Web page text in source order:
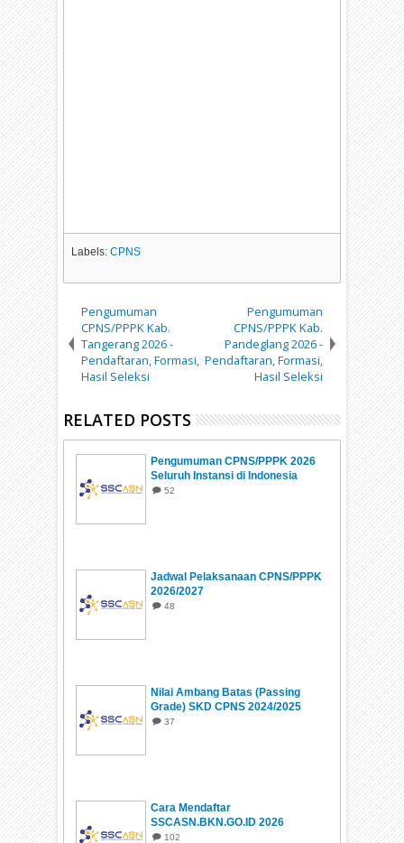
Labels:CPNS
Pengumuman
CPNS/PPPK Kab.
Tangerang 2026 -
Pendaftaran, Formasi,
Hasil Seleksi
Pengumuman
CPNS/PPPK Kab.
Pandeglang 2026 -
Pendaftaran, Formasi,
Hasil Seleksi
RELATED POSTS
Pengumuman CPNS/PPPK 2026
Seluruh Instansi di Indonesia
52
Jadwal Pelaksanaan CPNS/PPPK
2026/2027
48
Nilai Ambang Batas (Passing
Grade) SKD CPNS 2024/2025
37
Cara Mendaftar
SSCASN.BKN.GO.ID 2026
102